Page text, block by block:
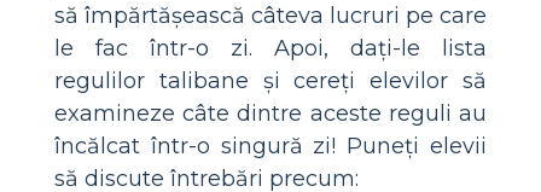
să împărtășească câteva lucruri pe care
le fac într-o zi. Apoi, dați-le lista
regulilor talibane și cereți elevilor să
examineze câte dintre aceste reguli au
încălcat într-o singură zi! Puneți elevii
să discute întrebări precum: